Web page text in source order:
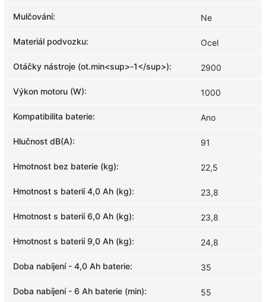
Mulčování: Ne
Materiál podvozku: Ocel
Otáčky nástroje (ot.min<sup>-1</sup>): 2900
Výkon motoru (W): 1000
Kompatibilita baterie: Ano
Hlučnost dB(A): 91
Hmotnost bez baterie (kg): 22,5
Hmotnost s baterií 4,0 Ah (kg): 23,8
Hmotnost s baterií 6,0 Ah (kg): 23,8
Hmotnost s baterií 9,0 Ah (kg): 24,8
Doba nabíjení - 4,0 Ah baterie: 35
Doba nabíjení - 6 Ah baterie (min): 55